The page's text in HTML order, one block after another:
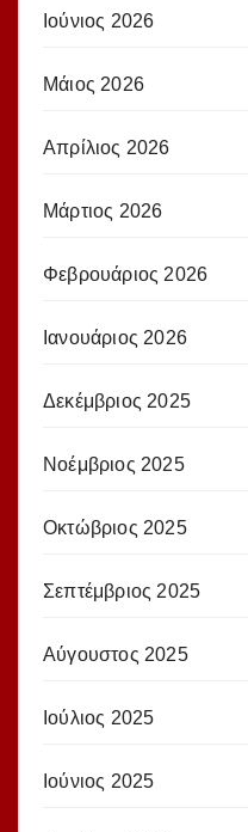
Ιούνιος 2026
Μάιος 2026
Απρίλιος 2026
Μάρτιος 2026
Φεβρουάριος 2026
Ιανουάριος 2026
Δεκέμβριος 2025
Νοέμβριος 2025
Οκτώβριος 2025
Σεπτέμβριος 2025
Αύγουστος 2025
Ιούλιος 2025
Ιούνιος 2025